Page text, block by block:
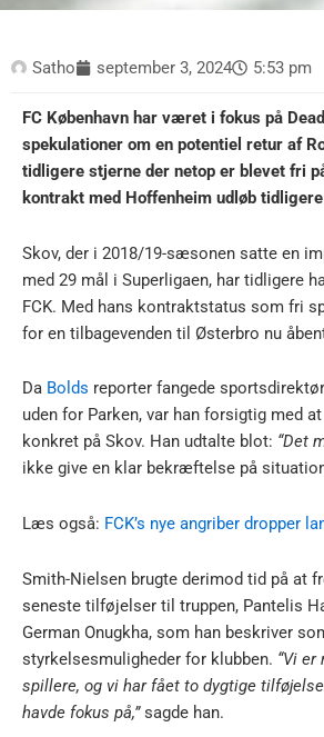
Satho september 3, 2024 5:53 pm
FC København har været i fokus på
spekulationer om en potentiel retur af
tidligere stjerne der netop er blevet fri
kontrakt med Hoffenheim udløb
Skov, der i 2018/19-sæsonen satte en
med 29 mål i Superligaen, har tidligere
FCK. Med hans kontraktstatus som fri
for en tilbagevenden til Østerbro nu
Da Bolds reporter fangede
uden for Parken, var han forsigtig med
konkret på Skov. Han udtalte blot: “Det
ikke give en klar bekræftelse på
Læs også: FCK’s nye angriber dropper
Smith-Nielsen brugte derimod tid på at
seneste tilføjelser til truppen, Pantelis
German Onugkha, som han beskriver
styrkelsesmuligheder for klubben. “Vi
spillere, og vi har fået to dygtige
havde fokus på,”sagde han.